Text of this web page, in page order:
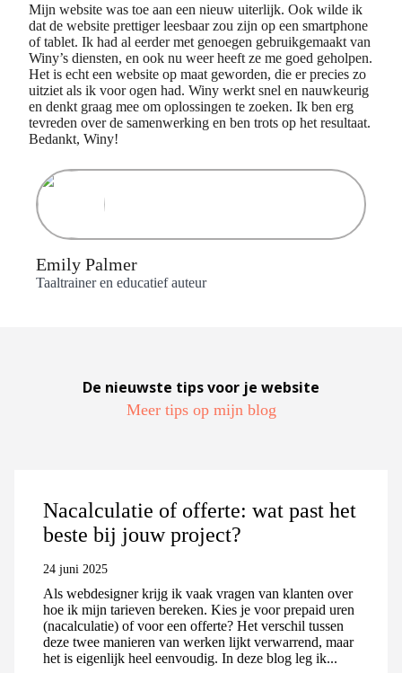
Mijn website was toe aan een nieuw uiterlijk. Ook wilde ik
dat de website prettiger leesbaar zou zijn op een smartphone
of tablet. Ik had al eerder met genoegen gebruikgemaakt van
Winy’s diensten, en ook nu weer heeft ze me goed geholpen.
Het is echt een website op maat geworden, die er precies zo
uitziet als ik voor ogen had. Winy werkt snel en nauwkeurig
en denkt graag mee om oplossingen te zoeken. Ik ben erg
tevreden over de samenwerking en ben trots op het resultaat.
Bedankt, Winy!
Emily Palmer
Taaltrainer en educatief auteur
De nieuwste tips voor je website
Meer tips op mijn blog
Nacalculatie of offerte: wat past het
beste bij jouw project?
24 juni 2025
Als webdesigner krijg ik vaak vragen van klanten over
hoe ik mijn tarieven bereken. Kies je voor prepaid uren
(nacalculatie) of voor een offerte? Het verschil tussen
deze twee manieren van werken lijkt verwarrend, maar
het is eigenlijk heel eenvoudig. In deze blog leg ik...